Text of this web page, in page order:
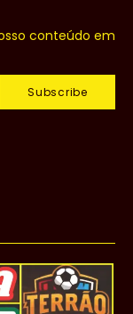
conteúdo em
Subscribe